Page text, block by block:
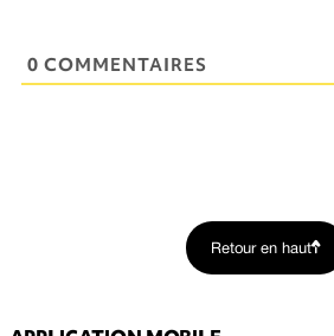
0 COMMENTAIRES
Retour en haut